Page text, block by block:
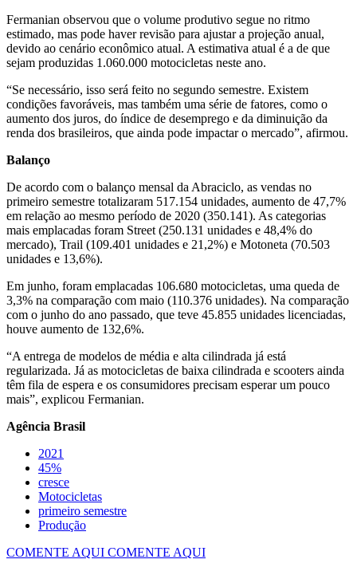
Fermanian observou que o volume produtivo segue no ritmo
estimado, mas pode haver revisão para ajustar a projeção anual,
devido ao cenário econômico atual. A estimativa atual é a de que
sejam produzidas 1.060.000 motocicletas neste ano.
“Se necessário, isso será feito no segundo semestre. Existem
condições favoráveis, mas também uma série de fatores, como o
aumento dos juros, do índice de desemprego e da diminuição da
renda dos brasileiros, que ainda pode impactar o mercado”, afirmou.
Balanço
De acordo com o balanço mensal da Abraciclo, as vendas no
primeiro semestre totalizaram 517.154 unidades, aumento de 47,7%
em relação ao mesmo período de 2020 (350.141). As categorias
mais emplacadas foram Street (250.131 unidades e 48,4% do
mercado), Trail (109.401 unidades e 21,2%) e Motoneta (70.503
unidades e 13,6%).
Em junho, foram emplacadas 106.680 motocicletas, uma queda de
3,3% na comparação com maio (110.376 unidades). Na comparação
com o junho do ano passado, que teve 45.855 unidades licenciadas,
houve aumento de 132,6%.
“A entrega de modelos de média e alta cilindrada já está
regularizada. Já as motocicletas de baixa cilindrada e scooters ainda
têm fila de espera e os consumidores precisam esperar um pouco
mais”, explicou Fermanian.
Agência Brasil
2021
45%
cresce
Motocicletas
primeiro semestre
Produção
COMENTE AQUI COMENTE AQUI